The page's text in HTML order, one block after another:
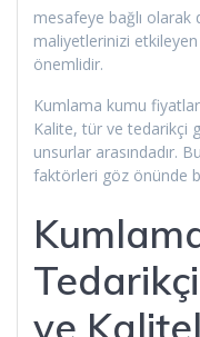
mesafeye bağlı
maliyetlerinizi
önemlidir.
Kumlama kumu
Kalite, tür ve tedarikçi
unsurlar arasındadır.
faktörleri göz önünde
ve